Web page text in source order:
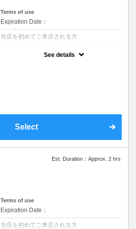
Terms of use
Expiration Date：
当店を初めてご来店される方
See details
Select
Est. Duration：Approx. 2 hrs
Terms of use
Expiration Date：
当店を初めてご来店される方